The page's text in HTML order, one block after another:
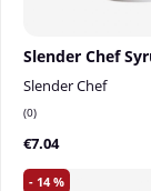
Slender Chef
Slender Chef
0
€7.04
14